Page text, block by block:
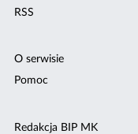
RSS
O serwisie
Pomoc
Redakcja BIP MK